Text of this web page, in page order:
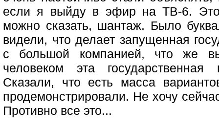
если я выйду в эфир на ТВ-6.
можно сказать, шантаж. Было
видели, что делает запущенная
с большой компанией, что же
человеком эта
Сказали, что есть масса
продемонстрировали. Не хочу
Противно все это...